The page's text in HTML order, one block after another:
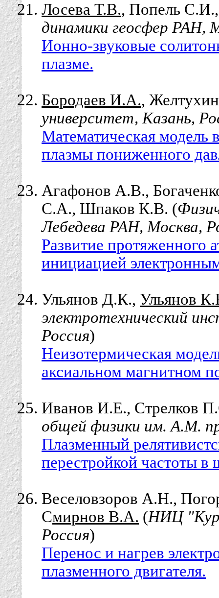
Лосева Т.В., Попель
динамики геосфер РАН,
Ионно-звуковые
плазме.
Бородаев И.А.,
университет, Казань,
Математическая модель
плазмы пониженного
Агафонов А.В.,
С.А., Шпаков К.В. (
Лебедева РАН, Москва,
Развитие протяженного
инициацией
Ульянов Д.К., Ульянов
электротехнический
Россия)
Неизотермическая
аксиальном магнитном
Иванов И.Е., Стрелков
общей физики им. А.М.
Плазменный
перестройкой частоты в
Веселовзоров А.Н.,
Смирнов В.А. (НИЦ
Россия)
Перенос и нагрев
плазменного двигателя.